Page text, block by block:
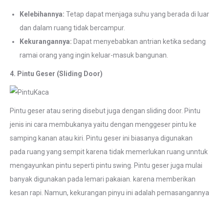
Kelebihannya: Tetap dapat menjaga suhu yang berada di luar
dan dalam ruang tidak bercampur.
Kekurangannya: Dapat menyebabkan antrian ketika sedang
ramai orang yang ingin keluar-masuk bangunan.
4. Pintu Geser (Sliding Door)
Pintu geser atau sering disebut juga dengan sliding door. Pintu
jenis ini cara membukanya yaitu dengan menggeser pintu ke
samping kanan atau kiri. Pintu geser ini biasanya digunakan
pada ruang yang sempit karena tidak memerlukan ruang unntuk
mengayunkan pintu seperti pintu swing. Pintu geser juga mulai
banyak digunakan pada lemari pakaian. karena memberikan
kesan rapi. Namun, kekurangan pinyu ini adalah pemasangannya